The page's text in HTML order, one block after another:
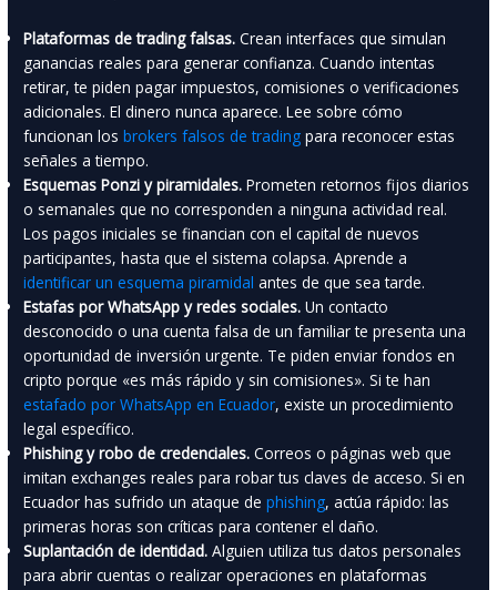
Plataformas de trading falsas. Crean interfaces que simulan
ganancias reales para generar confianza. Cuando intentas
retirar, te piden pagar impuestos, comisiones o verificaciones
adicionales. El dinero nunca aparece. Lee sobre cómo
funcionan los brokers falsos de trading para reconocer estas
señales a tiempo.
Esquemas Ponzi y piramidales. Prometen retornos fijos diarios
o semanales que no corresponden a ninguna actividad real.
Los pagos iniciales se financian con el capital de nuevos
participantes, hasta que el sistema colapsa. Aprende a
identificar un esquema piramidal antes de que sea tarde.
Estafas por WhatsApp y redes sociales. Un contacto
desconocido o una cuenta falsa de un familiar te presenta una
oportunidad de inversión urgente. Te piden enviar fondos en
cripto porque «es más rápido y sin comisiones». Si te han
estafado por WhatsApp en Ecuador, existe un procedimiento
legal específico.
Phishing y robo de credenciales. Correos o páginas web que
imitan exchanges reales para robar tus claves de acceso. Si en
Ecuador has sufrido un ataque de phishing, actúa rápido: las
primeras horas son críticas para contener el daño.
Suplantación de identidad. Alguien utiliza tus datos personales
para abrir cuentas o realizar operaciones en plataformas